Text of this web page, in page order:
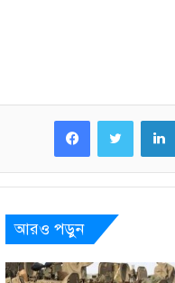
আরও পড়ুন